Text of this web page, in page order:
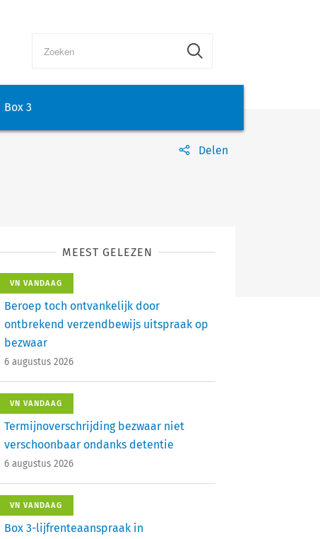
Box 3
Delen
MEEST GELEZEN
VN VANDAAG
Beroep toch ontvankelijk door
ontbrekend verzendbewijs uitspraak op
bezwaar
6 augustus 2026
VN VANDAAG
Termijnoverschrijding bezwaar niet
verschoonbaar ondanks detentie
6 augustus 2026
VN VANDAAG
Box 3-lijfrenteaanspraak in